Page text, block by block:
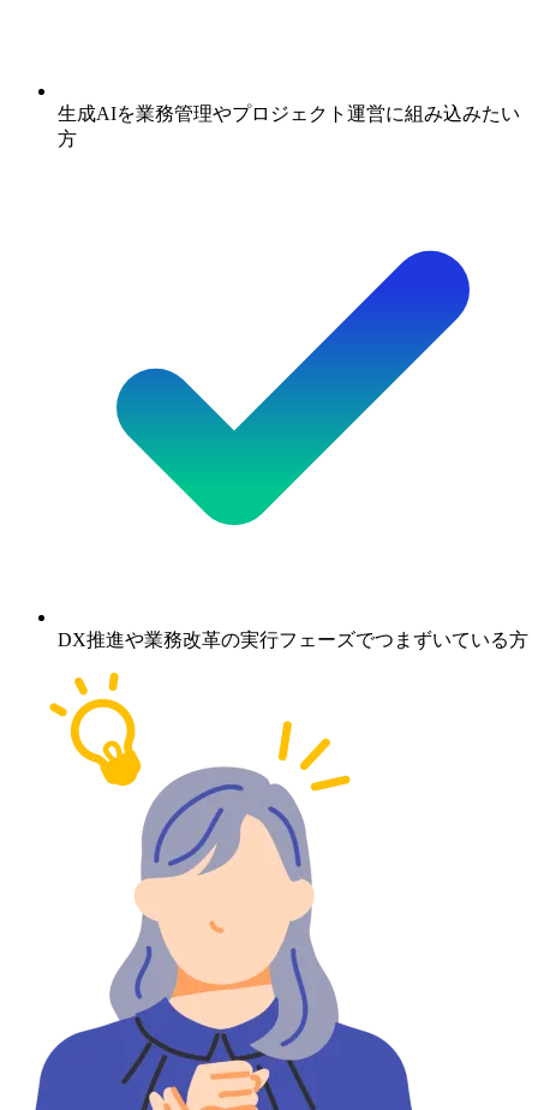
生成AIを業務管理やプロジェクト運営に組み込みたい
方
DX推進や業務改革の実行フェーズでつまずいている方